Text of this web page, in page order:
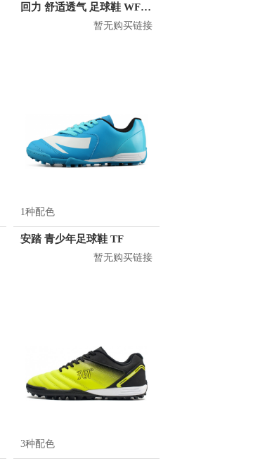
回力 舒适透气 足球鞋 WF-40R
暂无购买链接
1种配色
安踏 青少年足球鞋 TF
暂无购买链接
3种配色